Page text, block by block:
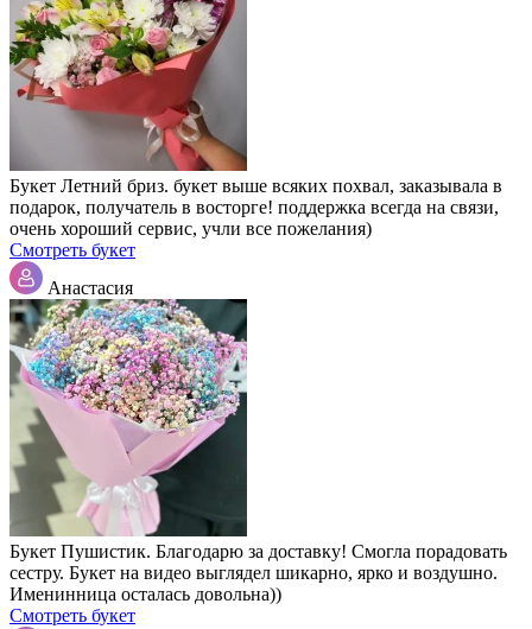
Букет Летний бриз. букет выше всяких похвал, заказывала в
подарок, получатель в восторге! поддержка всегда на связи,
очень хороший сервис, учли все пожелания)
Смотреть букет
Анастасия
Букет Пушистик. Благодарю за доставку! Смогла порадовать
сестру. Букет на видео выглядел шикарно, ярко и воздушно.
Именинница осталась довольна))
Смотреть букет